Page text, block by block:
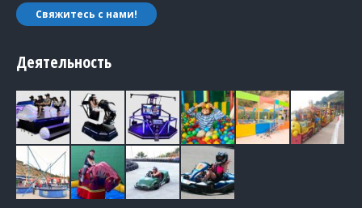
Свяжитесь с нами!
Деятельность